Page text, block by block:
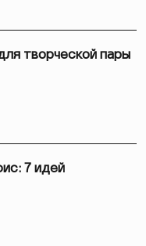
творческой пары
7 идей